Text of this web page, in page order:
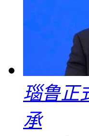
瑙鲁正
承